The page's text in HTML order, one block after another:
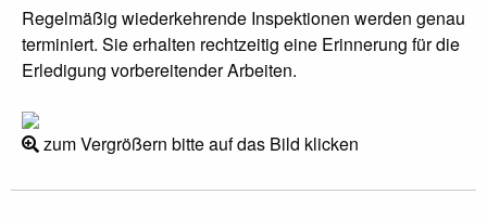
Regelmäßig wiederkehrende Inspektionen werden genau
terminiert. Sie erhalten rechtzeitig eine Erinnerung für die
Erledigung vorbereitender Arbeiten.
zum Vergrößern bitte auf das Bild klicken